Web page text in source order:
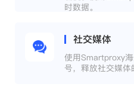
时数据。
社交媒体
使用Smartproxy
号，释放社交媒体